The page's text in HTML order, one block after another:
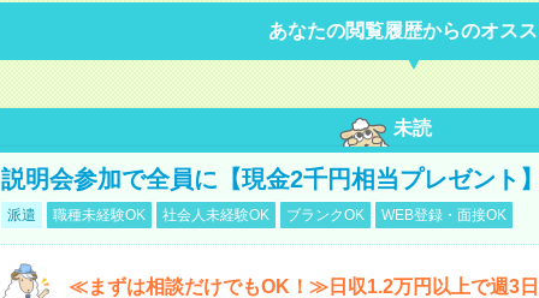
あなたの閲覧履歴からのオスス
未読
説明会参加で全員に【現金2千円相当プレゼント
派遣 職種未経験OK 社会人未経験OK ブランクOK WEB登録・面接OK
≪まずは相談だけでもOK！≫日収1.2万円以上で週3日